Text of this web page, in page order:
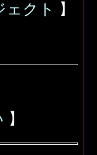
ェクト
】
】